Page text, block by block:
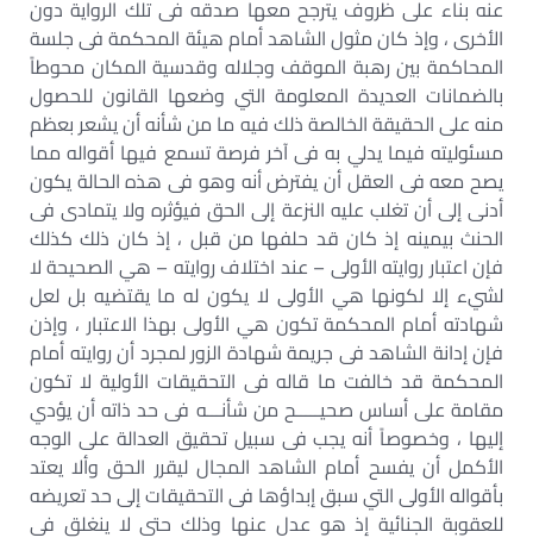
عنه بناء على ظروف يترجح معها صدقه فى تلك الرواية دون
الأخرى ، وإذ كان مثول الشاهد أمام هيئة المحكمة فى جلسة
المحاكمة بين رهبة الموقف وجلاله وقدسية المكان محوطاً
بالضمانات العديدة المعلومة التي وضعها القانون للحصول
منه على الحقيقة الخالصة ذلك فيه ما من شأنه أن يشعر بعظم
مسئوليته فيما يدلي به فى آخر فرصة تسمع فيها أقواله مما
يصح معه فى العقل أن يفترض أنه وهو فى هذه الحالة يكون
أدنى إلى أن تغلب عليه النزعة إلى الحق فيؤثره ولا يتمادى فى
الحنث بيمينه إذ كان قد حلفها من قبل ، إذ كان ذلك كذلك
فإن اعتبار روايته الأولى – عند اختلاف روايته – هي الصحيحة لا
لشيء إلا لكونها هي الأولى لا يكون له ما يقتضيه بل لعل
شهادته أمام المحكمة تكون هي الأولى بهذا الاعتبار ، وإذن
فإن إدانة الشاهد فى جريمة شهادة الزور لمجرد أن روايته أمام
المحكمة قد خالفت ما قاله فى التحقيقات الأولية لا تكون
مقامة على أساس صحيـــــح من شأنـــه فى حد ذاته أن يؤدي
إليها ، وخصوصاً أنه يجب فى سبيل تحقيق العدالة على الوجه
الأكمل أن يفسح أمام الشاهد المجال ليقرر الحق وألا يعتد
بأقواله الأولى التي سبق إبداؤها فى التحقيقات إلى حد تعريضه
للعقوبة الجنائية إذ هو عدل عنها وذلك حتى لا ينغلق فى